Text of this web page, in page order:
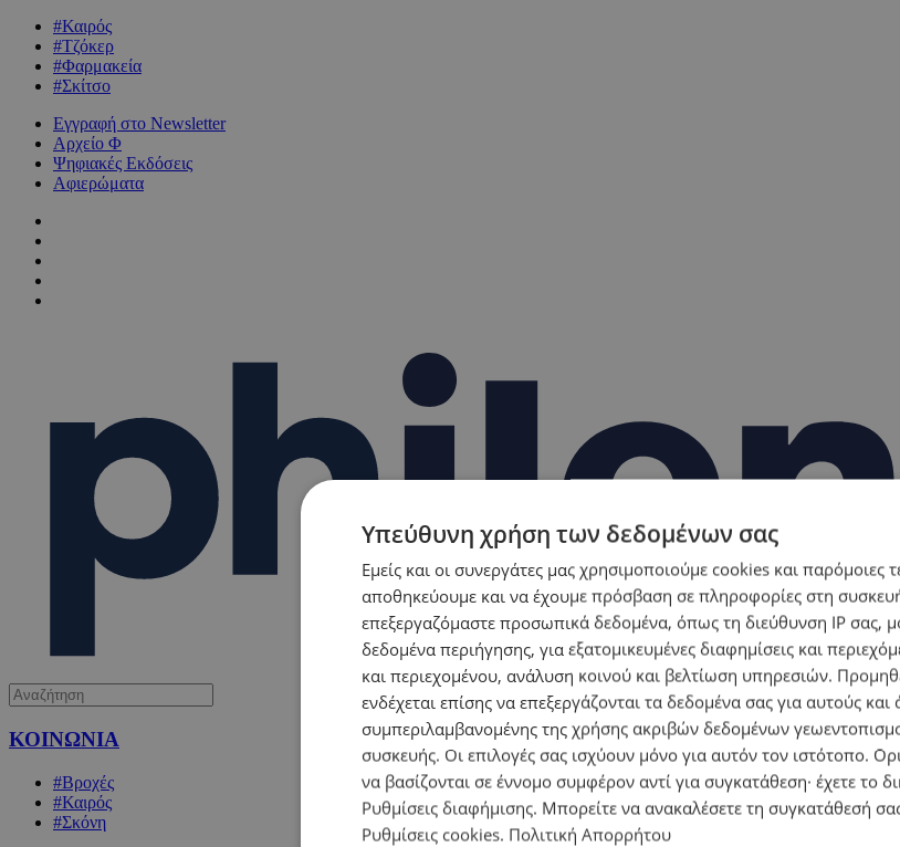
#Καιρός
#Τζόκερ
#Φαρμακεία
#Σκίτσο
Εγγραφή στο Newsletter
Αρχείο Φ
Ψηφιακές Εκδόσεις
Αφιερώματα
ΚΟΙΝΩΝΙΑ
#Βροχές
#Καιρός
#Σκόνη
Υπεύθυνη χρήση των δεδομένων σας
Εμείς και οι συνεργάτες μας χρησιμοποιούμε cookies και παρόμοιες
αποθηκεύουμε και να έχουμε πρόσβαση σε πληροφορίες στη
επεξεργαζόμαστε προσωπικά δεδομένα, όπως τη διεύθυνση IP σας,
δεδομένα περιήγησης, για εξατομικευμένες διαφημίσεις και
και περιεχομένου, ανάλυση κοινού και βελτίωση υπηρεσιών.
ενδέχεται επίσης να επεξεργάζονται τα δεδομένα σας για αυτούς
συμπεριλαμβανομένης της χρήσης ακριβών δεδομένων
συσκευής. Οι επιλογές σας ισχύουν μόνο για αυτόν τον ιστότοπο.
να βασίζονται σε έννομο συμφέρον αντί για συγκατάθεση· έχετε το
Ρυθμίσεις διαφήμισης. Μπορείτε να ανακαλέσετε τη συγκατάθεσή
Ρυθμίσεις cookies. Πολιτική Απορρήτου